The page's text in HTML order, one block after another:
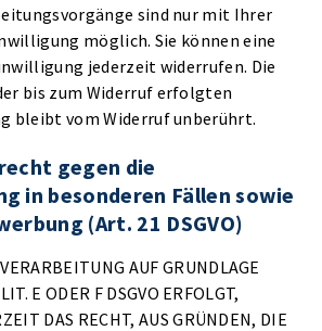
sind nur mit Ihrer
möglich. Sie können eine
jederzeit widerrufen. Die
bis zum Widerruf erfolgten
bleibt vom Widerruf unberührt.
gegen die
in besonderen Fällen sowie
(Art. 21 DSGVO)
AUF GRUNDLAGE
E ODER F DSGVO ERFOLGT,
DAS RECHT, AUS GRÜNDEN, DIE